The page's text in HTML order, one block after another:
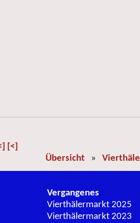
[<]
Übersicht »
Vergangenes
Vierthälermarkt 2025
Vierthälermarkt 2023